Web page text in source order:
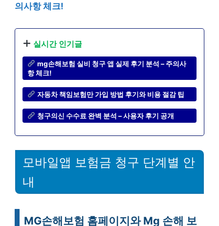
의사항 체크!
실시간 인기글
mg손해보험 실비 청구 앱 실제 후기 분석 – 주의사
항 체크!
자동차 책임보험만 가입 방법 후기와 비용 절감 팁
청구의신 수수료 완벽 분석 – 사용자 후기 공개
모바일앱 보험금 청구 단계별 안
내
MG손해보험 홈페이지와 Mg 손해 보